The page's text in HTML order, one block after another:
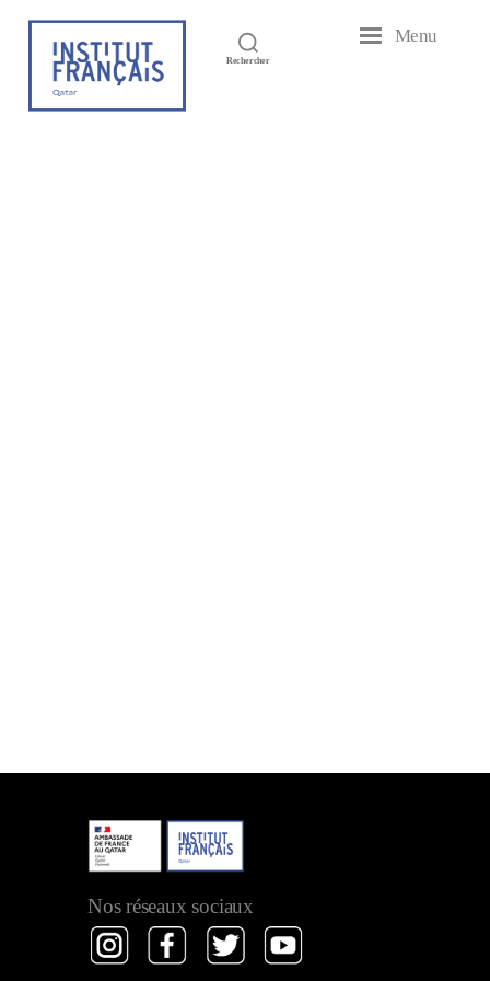
Rechercher
Institut
Français
Qatar
Menu
Test Post Created
Nos réseaux sociaux